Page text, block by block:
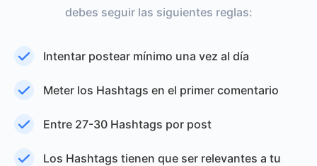
debes seguir las siguientes reglas:
Intentar postear mínimo una vez al día
Meter los Hashtags en el primer comentario
Entre 27-30 Hashtags por post
Los Hashtags tienen que ser relevantes a tu